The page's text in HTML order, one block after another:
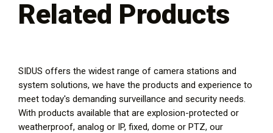
Related Products
SIDUS offers the widest range of camera stations and
system solutions, we have the products and experience to
meet today's demanding surveillance and security needs.
With products available that are explosion-protected or
weatherproof, analog or IP, fixed, dome or PTZ, our